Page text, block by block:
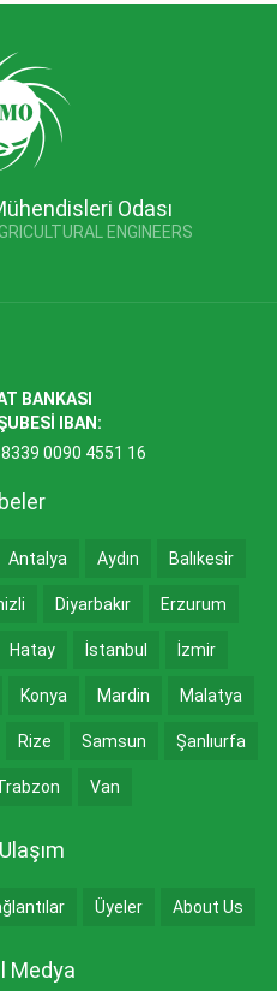
Odası
ENGINEERS
BANKASI
IBAN:
0090 4551 16
Antalya Aydın Balıkesir
Diyarbakır Erzurum
Hatay İstanbul İzmir
Konya Mardin Malatya
Rize Samsun Şanlıurfa
Van
Üyeler About Us
Medya